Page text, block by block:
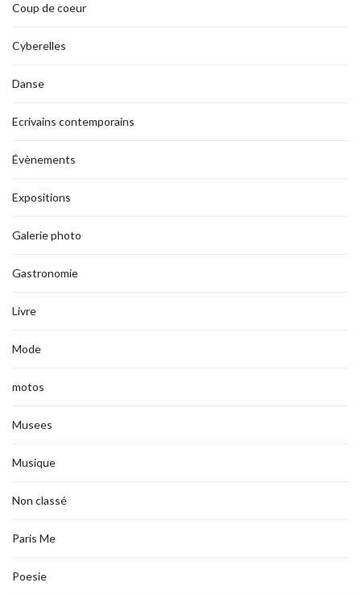
Coup de coeur
Cyberelles
Danse
Ecrivains contemporains
Évènements
Expositions
Galerie photo
Gastronomie
Livre
Mode
motos
Musees
Musique
Non classé
Paris Me
Poesie